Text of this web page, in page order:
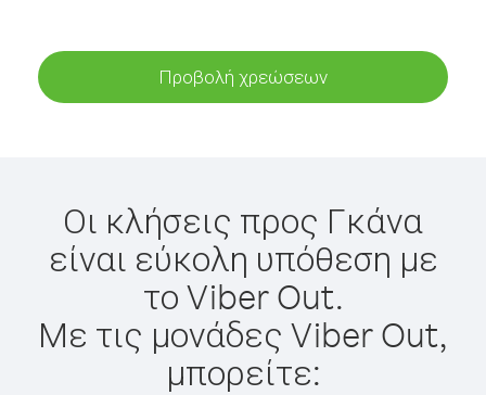
Προβολή χρεώσεων
Οι κλήσεις προς Γκάνα
είναι εύκολη υπόθεση με
το Viber Out.
Με τις μονάδες Viber Out,
μπορείτε: